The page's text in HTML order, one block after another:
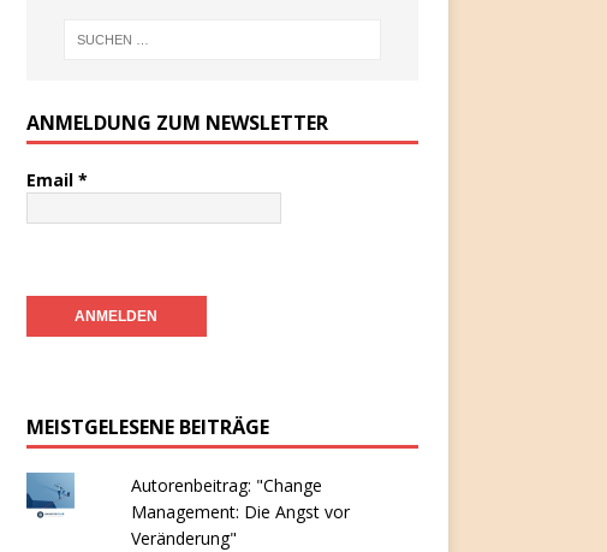
ANMELDUNG ZUM NEWSLETTER
Email *
MEISTGELESENE BEITRÄGE
Autorenbeitrag: "Change
Management: Die Angst vor
Veränderung"